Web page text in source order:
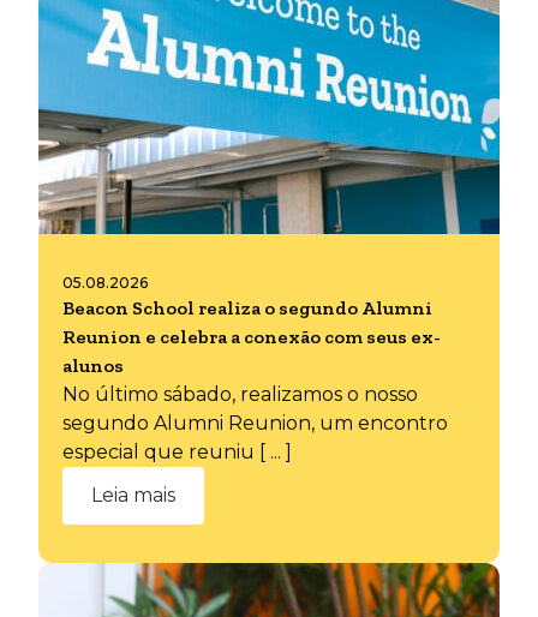
05.08.2026
Beacon School realiza o segundo Alumni
Reunion e celebra a conexão com seus ex-
alunos
No último sábado, realizamos o nosso
segundo Alumni Reunion, um encontro
especial que reuniu [ ... ]
Leia mais